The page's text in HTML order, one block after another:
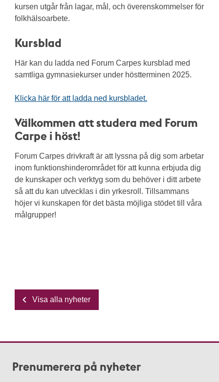
kursen utgår från lagar, mål, och överenskommelser för
folkhälsoarbete.
Kursblad
Här kan du ladda ned Forum Carpes kursblad med
samtliga gymnasiekurser under höstterminen 2025.
Klicka här för att ladda ned kursbladet.
Välkommen att studera med Forum
Carpe i höst!
Forum Carpes drivkraft är att lyssna på dig som arbetar
inom funktionshinderområdet för att kunna erbjuda dig
de kunskaper och verktyg som du behöver i ditt arbete
så att du kan utvecklas i din yrkesroll. Tillsammans
höjer vi kunskapen för det bästa möjliga stödet till våra
målgrupper!
Visa alla nyheter
Prenumerera på nyheter